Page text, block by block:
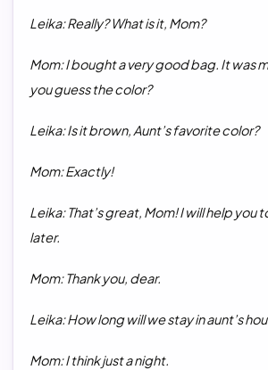
Leika: Really? What is it, Mom?
Mom: I bought a very good bag. It was
you guess the color?
Leika: Is it brown, Aunt’s favorite color?
Mom: Exactly!
Leika: That’s great, Mom! I will help you
later.
Mom: Thank you, dear.
Leika: How long will we stay in aunt’s
Mom: I think just a night.